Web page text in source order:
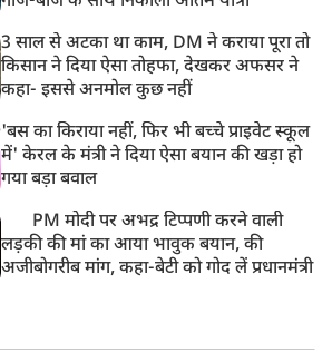
3 साल से अटका था काम, DM ने कराया पूरा तो
किसान ने दिया ऐसा तोहफा, देखकर अफसर ने
कहा- इससे अनमोल कुछ नहीं
'बस का किराया नहीं, फिर भी बच्चे प्राइवेट स्कूल
में' केरल के मंत्री ने दिया ऐसा बयान की खड़ा हो
गया बड़ा बवाल
PM मोदी पर अभद्र टिप्पणी करने वाली
लड़की की मां का आया भावुक बयान, की
अजीबोगरीब मांग, कहा-बेटी को गोद लें प्रधानमंत्री